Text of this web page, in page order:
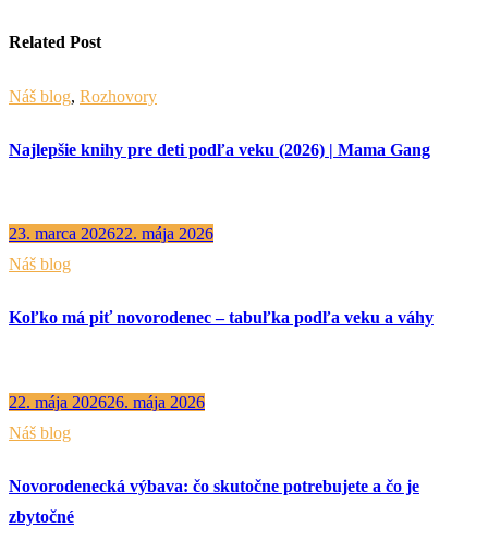
Related Post
Náš blog, Rozhovory
Najlepšie knihy pre deti podľa veku (2026) | Mama Gang
23. marca 202622. mája 2026
Náš blog
Koľko má piť novorodenec – tabuľka podľa veku a váhy
22. mája 202626. mája 2026
Náš blog
Novorodenecká výbava: čo skutočne potrebujete a čo je
zbytočné